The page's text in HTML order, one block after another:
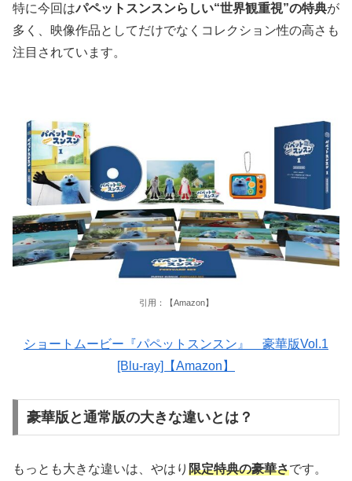
特に今回はパペットスンスンらしい“世界観重視”の特典が
多く、映像作品としてだけでなくコレクション性の高さも
注目されています。
引用：【Amazon】
ショートムービー『パペットスンスン』 豪華版Vol.1
[Blu-ray]【Amazon】
豪華版と通常版の大きな違いとは？
もっとも大きな違いは、やはり 限定特典の豪華さです。